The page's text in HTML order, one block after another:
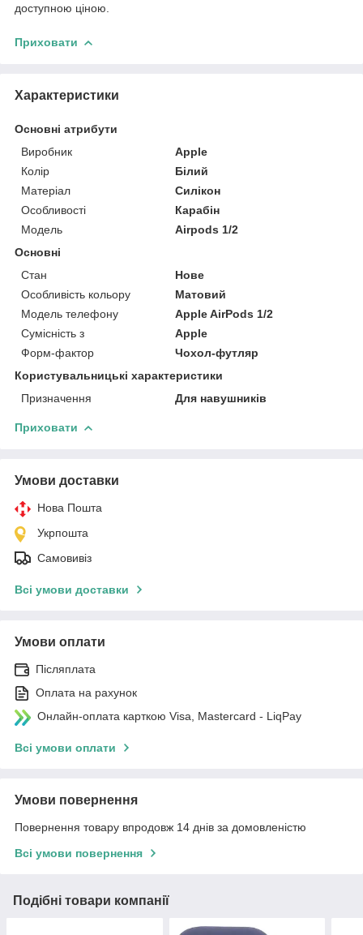
доступною ціною.
Приховати
Характеристики
Основні атрибути
Виробник
Apple
Колір
Білий
Матеріал
Силікон
Особливості
Карабін
Модель
Airpods 1/2
Основні
Стан
Нове
Особливість кольору
Матовий
Модель телефону
Apple AirPods 1/2
Сумісність з
Apple
Форм-фактор
Чохол-футляр
Користувальницькі характеристики
Призначення
Для навушників
Приховати
Умови доставки
Нова Пошта
Укрпошта
Самовивіз
Всі умови доставки
Умови оплати
Післяплата
Оплата на рахунок
Онлайн-оплата карткою Visa, Mastercard - LiqPay
Всі умови оплати
Умови повернення
Повернення товару впродовж 14 днів за домовленістю
Всі умови повернення
Подібні товари компанії